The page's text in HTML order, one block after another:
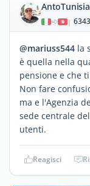
AntoTunisia
| 6343
@mariuss544 la
è quella nella
pensione e che
Non fare
ma e l'Agenzia
sede centrale
utenti.
Reagisci